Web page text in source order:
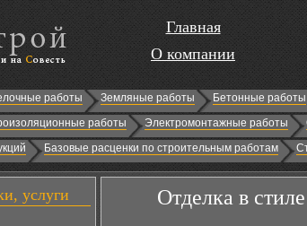
Главная
О компании
работы Земляные работы Бетонные работы
работы Электромонтажные работы
Базовые расценки по строительным работам
услуги
Отделка в